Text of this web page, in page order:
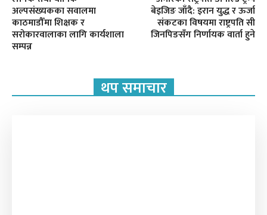
अल्पसंख्यकका सवालमा
काठमाडौँमा शिक्षक र
सरोकारवालाका लागि कार्यशाला
सम्पन्न
बेइजिङ जाँदै: इरान युद्ध र ऊर्जा
संकटका विषयमा राष्ट्रपति सी
जिनपिङसँग निर्णायक वार्ता हुने
थप समाचार